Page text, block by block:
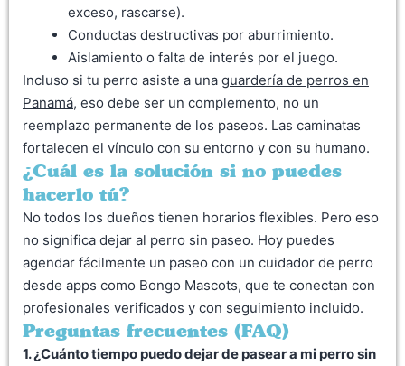
exceso, rascarse).
Conductas destructivas por aburrimiento.
Aislamiento o falta de interés por el juego.
Incluso si tu perro asiste a una guardería de perros en
Panamá, eso debe ser un complemento, no un
reemplazo permanente de los paseos. Las caminatas
fortalecen el vínculo con su entorno y con su humano.
¿Cuál es la solución si no puedes
hacerlo tú?
No todos los dueños tienen horarios flexibles. Pero eso
no significa dejar al perro sin paseo. Hoy puedes
agendar fácilmente un paseo con un cuidador de perro
desde apps como Bongo Mascots, que te conectan con
profesionales verificados y con seguimiento incluido.
Preguntas frecuentes (FAQ)
1. ¿Cuánto tiempo puedo dejar de pasear a mi perro sin